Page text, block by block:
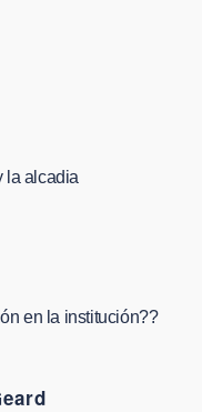
la alcadia
en la institución??